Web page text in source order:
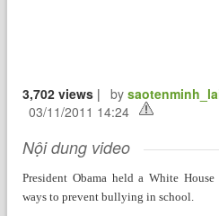
3,702 views | by
03/11/2011 14:24
Nội dung video
President Obama held a White
ways to prevent bullying in school.